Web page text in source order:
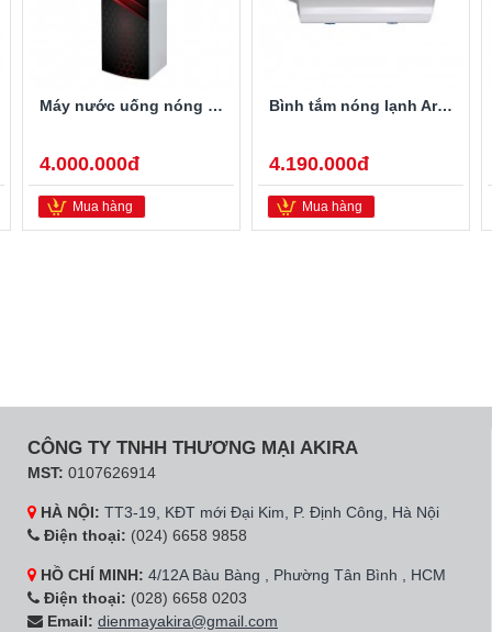
Máy nước uống nóng lạnh Alaska R-80
4.000.000đ
Mua hàng
Bình tắm nóng lạnh Ariston PRO-R40SH 2.5FE 40 Lít
4.190.000đ
Mua hàng
CÔNG TY TNHH THƯƠNG MẠI AKIRA
MST: 0107626914
HÀ NỘI: TT3-19, KĐT mới Đại Kim, P. Định Công, Hà Nội
Điện thoại: (024) 6658 9858
HỒ CHÍ MINH: 4/12A Bàu Bàng , Phường Tân Bình , HCM
Điện thoại: (028) 6658 0203
Email: dienmayakira@gmail.com